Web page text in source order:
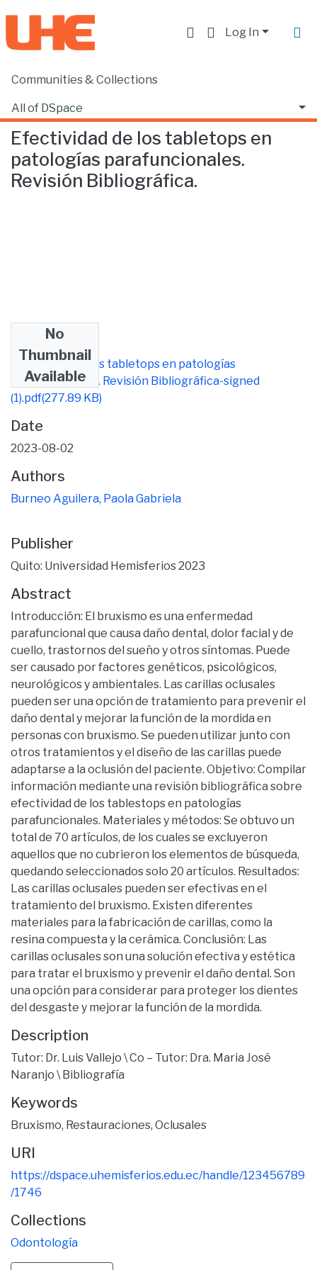
Log In
Communities & Collections
All of DSpace
Statistics
Home
Efectividad de los tabletops en
patologías parafuncionales.
Revisión Bibliográfica.
No
Thumbnail
Available
Efectividad de los tabletops en patologías
parafuncionales. Revisión Bibliográfica-signed
(1).pdf(277.89 KB)
Date
2023-08-02
Authors
Burneo Aguilera, Paola Gabriela
Publisher
Quito: Universidad Hemisferios 2023
Abstract
Introducción: El bruxismo es una enfermedad
parafuncional que causa daño dental, dolor facial y de
cuello, trastornos del sueño y otros síntomas. Puede
ser causado por factores genéticos, psicológicos,
neurológicos y ambientales. Las carillas oclusales
pueden ser una opción de tratamiento para prevenir el
daño dental y mejorar la función de la mordida en
personas con bruxismo. Se pueden utilizar junto con
otros tratamientos y el diseño de las carillas puede
adaptarse a la oclusión del paciente. Objetivo: Compilar
información mediante una revisión bibliográfica sobre
efectividad de los tablestops en patologías
parafuncionales. Materiales y métodos: Se obtuvo un
total de 70 artículos, de los cuales se excluyeron
aquellos que no cubrieron los elementos de búsqueda,
quedando seleccionados solo 20 artículos. Resultados:
Las carillas oclusales pueden ser efectivas en el
tratamiento del bruxismo. Existen diferentes
materiales para la fabricación de carillas, como la
resina compuesta y la cerámica. Conclusión: Las
carillas oclusales son una solución efectiva y estética
para tratar el bruxismo y prevenir el daño dental. Son
una opción para considerar para proteger los dientes
del desgaste y mejorar la función de la mordida.
Description
Tutor: Dr. Luis Vallejo \ Co – Tutor: Dra. Maria José
Naranjo \ Bibliografía
Keywords
Bruxismo, Restauraciones, Oclusales
URI
https://dspace.uhemisferios.edu.ec/handle/123456789
/1746
Collections
Odontología